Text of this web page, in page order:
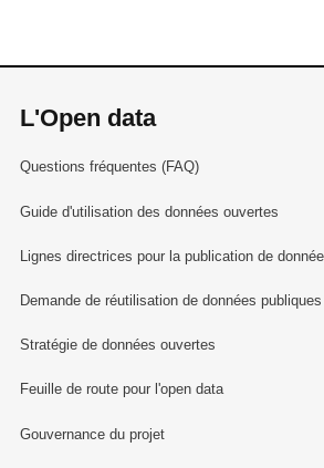
L'Open data
Questions fréquentes (FAQ)
Guide d'utilisation des données ouvertes
Lignes directrices pour la publication de
Demande de réutilisation de données publiques
Stratégie de données ouvertes
Feuille de route pour l'open data
Gouvernance du projet